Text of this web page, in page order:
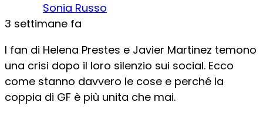
Sonia Russo
3 settimane fa
I fan di Helena Prestes e Javier Martinez temono
una crisi dopo il loro silenzio sui social. Ecco
come stanno davvero le cose e perché la
coppia di GF è più unita che mai.